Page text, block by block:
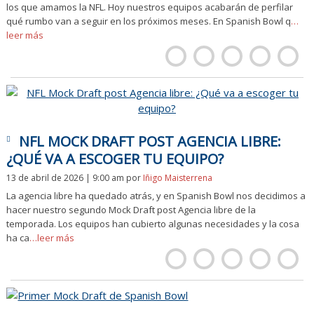
los que amamos la NFL. Hoy nuestros equipos acabarán de perfilar
qué rumbo van a seguir en los próximos meses. En Spanish Bowl q…
leer más
NFL MOCK DRAFT POST AGENCIA LIBRE:
¿QUÉ VA A ESCOGER TU EQUIPO?
13 de abril de 2026 | 9:00 am por Iñigo Maisterrena
La agencia libre ha quedado atrás, y en Spanish Bowl nos decidimos a
hacer nuestro segundo Mock Draft post Agencia libre de la
temporada. Los equipos han cubierto algunas necesidades y la cosa
ha ca…leer más